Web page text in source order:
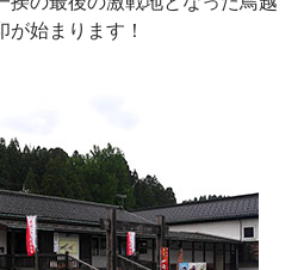
始まります！